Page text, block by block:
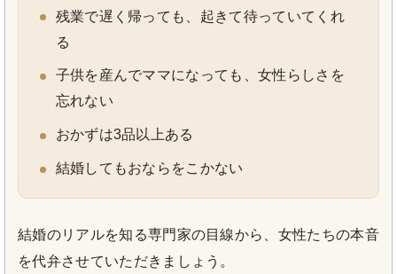
残業で遅く帰っても、起きて待っていてくれ
る
子供を産んでママになっても、女性らしさを
忘れない
おかずは3品以上ある
結婚してもおならをこかない
結婚のリアルを知る専門家の目線から、女性たちの本音
を代弁させていただきましょう。